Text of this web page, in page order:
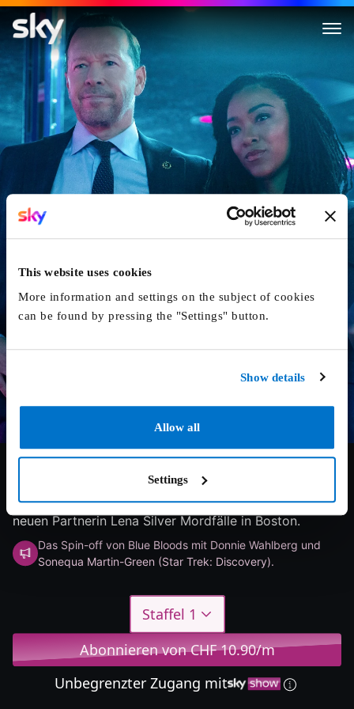
This website uses cookies
More information and settings on the subject of cookies
can be found by pressing the "Settings" button.
Show details
Allow all
Settings
Boston Blue
6/10 2025 1 Staffel Thriller
Danny Reagan verlässt New York und löst mit seiner
neuen Partnerin Lena Silver Mordfälle in Boston.
Das Spin-off von Blue Bloods mit Donnie Wahlberg und
Sonequa Martin-Green (Star Trek: Discovery).
Staffel 1
Abonnieren von CHF 10.90/m
Unbegrenzter Zugang mit